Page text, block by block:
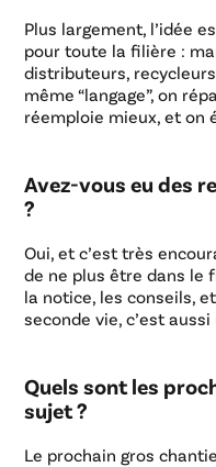
Plus largement, l’idée
pour toute la filière :
distributeurs,
même “langage”, on
réemploie mieux, et on
Avez-vous eu des
?
Oui, et c’est très
de ne plus être dans le
la notice, les conseils,
seconde vie, c’est
Quels sont les
sujet ?
Le prochain gros